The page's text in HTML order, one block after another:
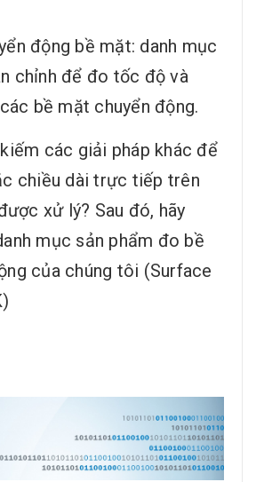
động bề mặt: danh mục
chỉnh để đo tốc độ và
bề mặt chuyển động.
các giải pháp khác để
chiều dài trực tiếp trên
xử lý? Sau đó, hãy
mục sản phẩm đo bề
của chúng tôi (Surface